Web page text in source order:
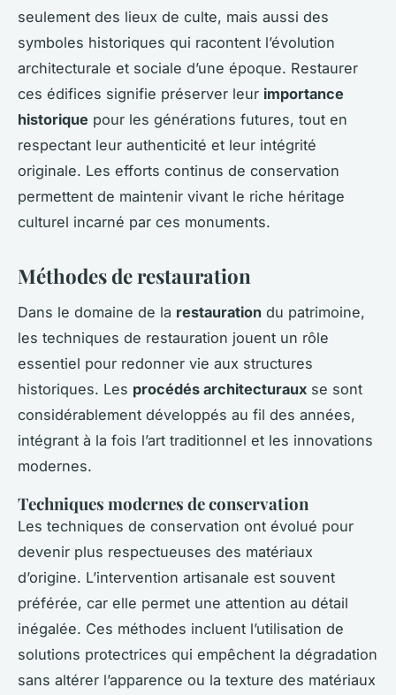
seulement des lieux de culte, mais aussi des
symboles historiques qui racontent l’évolution
architecturale et sociale d’une époque. Restaurer
ces édifices signifie préserver leur importance
historique pour les générations futures, tout en
respectant leur authenticité et leur intégrité
originale. Les efforts continus de conservation
permettent de maintenir vivant le riche héritage
culturel incarné par ces monuments.
Méthodes de restauration
Dans le domaine de la restauration du patrimoine,
les techniques de restauration jouent un rôle
essentiel pour redonner vie aux structures
historiques. Les procédés architecturaux se sont
considérablement développés au fil des années,
intégrant à la fois l’art traditionnel et les innovations
modernes.
Techniques modernes de conservation
Les techniques de conservation ont évolué pour
devenir plus respectueuses des matériaux
d’origine. L’intervention artisanale est souvent
préférée, car elle permet une attention au détail
inégalée. Ces méthodes incluent l’utilisation de
solutions protectrices qui empêchent la dégradation
sans altérer l’apparence ou la texture des matériaux